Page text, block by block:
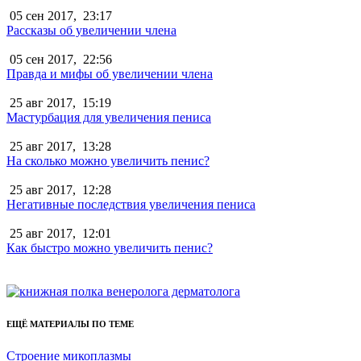
05 сен 2017, 23:17
Рассказы об увеличении члена
05 сен 2017, 22:56
Правда и мифы об увеличении члена
25 авг 2017, 15:19
Мастурбация для увеличения пениса
25 авг 2017, 13:28
На сколько можно увеличить пенис?
25 авг 2017, 12:28
Негативные последствия увеличения пениса
25 авг 2017, 12:01
Как быстро можно увеличить пенис?
ЕЩЁ МАТЕРИАЛЫ ПО ТЕМЕ
Строение микоплазмы